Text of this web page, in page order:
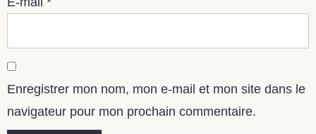
Enregistrer mon nom, mon e-mail et mon site dans le
navigateur pour mon prochain commentaire.